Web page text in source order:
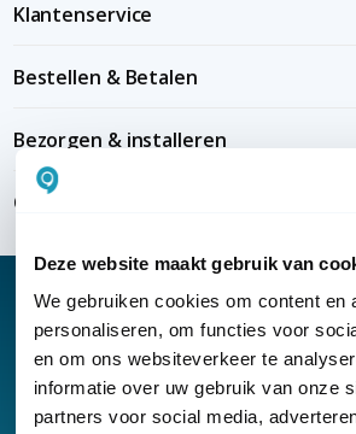
Deze website maakt gebruik van
We gebruiken cookies om content en
personaliseren, om functies voor
en om ons websiteverkeer te
informatie over uw gebruik van onze
partners voor social media,
Klantenservice
Bestellen & Betalen
Bezorgen & installeren
Over KommaGo
Nieuwsbrief
Klantenservice